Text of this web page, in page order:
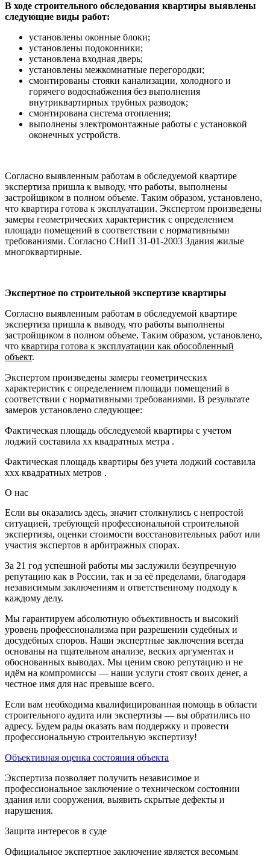
В ходе строительного обследования квартиры выявлены
следующие виды работ:
установлены оконные блоки;
установлены подоконники;
установлена входная дверь;
установлены межкомнатные перегородки;
смонтированы стояки канализации, холодного и
горячего водоснабжения без выполнения
внутриквартирных трубных разводок;
смонтирована система отопления;
выполнены электромонтажные работы с установкой
оконечных устройств.
Согласно выявленным работам в обследуемой квартире
экспертиза пришла к выводу, что работы, выполнены
застройщиком в полном объеме. Таким образом, установлено,
что квартира готова к эксплуатации. Экспертом произведены
замеры геометрических характеристик с определением
площади помещений в соответствии с нормативными
требованиями. Согласно СНиП 31-01-2003 Здания жилые
многоквартирные.
Экспертное по строительной экспертизе квартиры
Согласно выявленным работам в обследуемой квартире
экспертиза пришла к выводу, что работы выполнены
застройщиком в полном объеме. Таким образом, установлено,
что квартира готова к эксплуатации как обособленный
объект.
Экспертом произведены замеры геометрических
характеристик с определением площади помещений в
соответствии с нормативными требованиями. В результате
замеров установлено следующее:
Фактическая площадь обследуемой квартиры с учетом
лоджий составила хх квадратных метра .
Фактическая площадь квартиры без учета лоджий составила
ххх квадратных метров .
О нас
Если вы оказались здесь, значит столкнулись с непростой
ситуацией, требующей профессиональной строительной
экспертизы, оценки стоимости восстановительных работ или
участия экспертов в арбитражных спорах.
За 21 год успешной работы мы заслужили безупречную
репутацию как в России, так и за её пределами, благодаря
независимым заключениям и ответственному подходу к
каждому делу.
Мы гарантируем абсолютную объективность и высокий
уровень профессионализма при разрешении судебных и
досудебных споров. Наши экспертные заключения всегда
основаны на тщательном анализе, веских аргументах и
обоснованных выводах. Мы ценим свою репутацию и не
идём на компромиссы — наши услуги стоят своих денег, а
честное имя для нас превыше всего.
Если вам необходима квалифицированная помощь в области
строительного аудита или экспертизы — вы обратились по
адресу. Будем рады оказать вам поддержку и провести
профессиональную строительную экспертизу!
Объективная оценка состояния объекта
Экспертиза позволяет получить независимое и
профессиональное заключение о техническом состоянии
здания или сооружения, выявить скрытые дефекты и
нарушения.
Защита интересов в суде
Официальное экспертное заключение является весомым